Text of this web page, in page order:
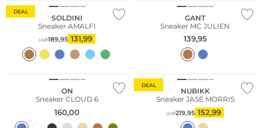
DEAL
SOLDINI
Sneaker AMALFI
UVP189,95 131,99
GANT
Sneaker MC JULIEN
139,95
Bestseller
ON
Sneaker CLOUD 6
160,00
DEAL
NUBIKK
Sneaker JASE MORRIS
UVP219,95 152,99